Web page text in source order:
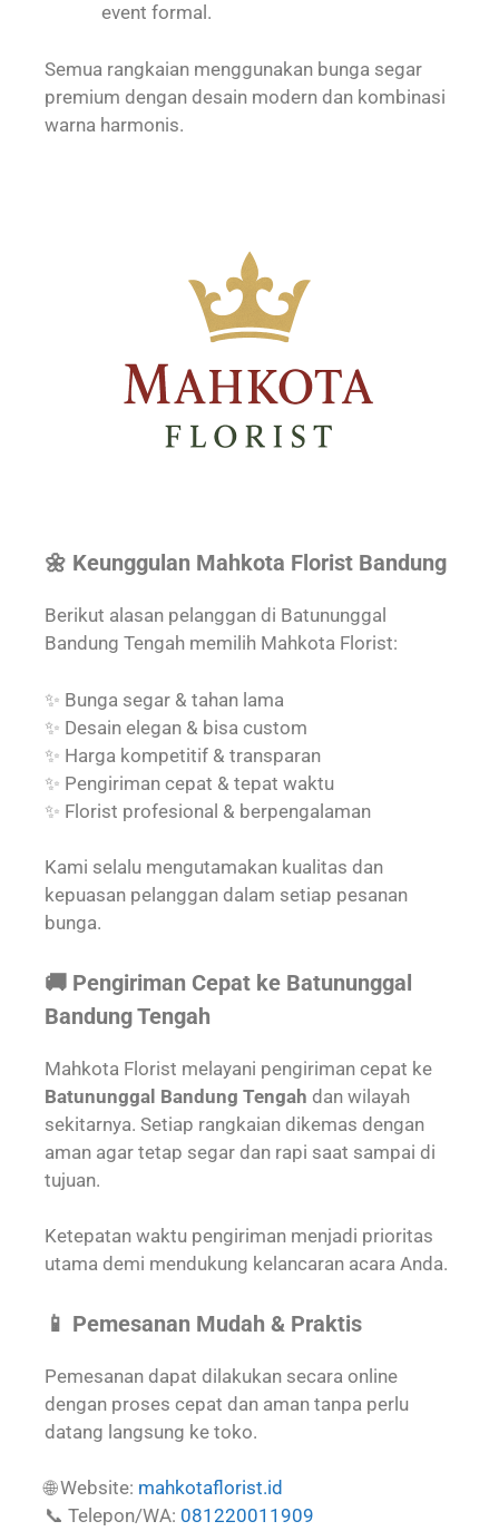
event formal.
Semua rangkaian menggunakan bunga segar
premium dengan desain modern dan kombinasi
warna harmonis.
🌼 Keunggulan Mahkota Florist Bandung
Berikut alasan pelanggan di Batununggal
Bandung Tengah memilih Mahkota Florist:
✨ Bunga segar & tahan lama
✨ Desain elegan & bisa custom
✨ Harga kompetitif & transparan
✨ Pengiriman cepat & tepat waktu
✨ Florist profesional & berpengalaman
Kami selalu mengutamakan kualitas dan
kepuasan pelanggan dalam setiap pesanan
bunga.
🚚 Pengiriman Cepat ke Batununggal
Bandung Tengah
Mahkota Florist melayani pengiriman cepat ke
Batununggal Bandung Tengah dan wilayah
sekitarnya. Setiap rangkaian dikemas dengan
aman agar tetap segar dan rapi saat sampai di
tujuan.
Ketepatan waktu pengiriman menjadi prioritas
utama demi mendukung kelancaran acara Anda.
📱 Pemesanan Mudah & Praktis
Pemesanan dapat dilakukan secara online
dengan proses cepat dan aman tanpa perlu
datang langsung ke toko.
🌐 Website: mahkotaflorist.id
📞 Telepon/WA: 081220011909